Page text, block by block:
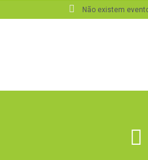
Não existem